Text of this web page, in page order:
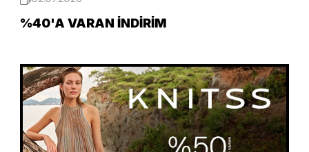
%40'A VARAN İNDIRIM